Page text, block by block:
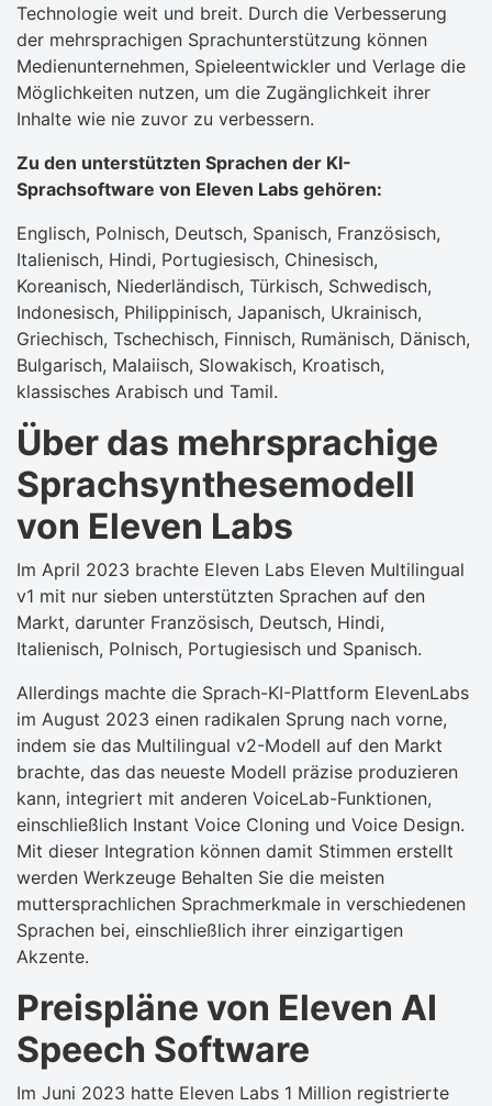
Technologie weit und breit. Durch die Verbesserung
der mehrsprachigen Sprachunterstützung können
Medienunternehmen, Spieleentwickler und Verlage die
Möglichkeiten nutzen, um die Zugänglichkeit ihrer
Inhalte wie nie zuvor zu verbessern.
Zu den unterstützten Sprachen der KI-
Sprachsoftware von Eleven Labs gehören:
Englisch, Polnisch, Deutsch, Spanisch, Französisch,
Italienisch, Hindi, Portugiesisch, Chinesisch,
Koreanisch, Niederländisch, Türkisch, Schwedisch,
Indonesisch, Philippinisch, Japanisch, Ukrainisch,
Griechisch, Tschechisch, Finnisch, Rumänisch, Dänisch,
Bulgarisch, Malaiisch, Slowakisch, Kroatisch,
klassisches Arabisch und Tamil.
Über das mehrsprachige
Sprachsynthesemodell
von Eleven Labs
Im April 2023 brachte Eleven Labs Eleven Multilingual
v1 mit nur sieben unterstützten Sprachen auf den
Markt, darunter Französisch, Deutsch, Hindi,
Italienisch, Polnisch, Portugiesisch und Spanisch.
Allerdings machte die Sprach-KI-Plattform ElevenLabs
im August 2023 einen radikalen Sprung nach vorne,
indem sie das Multilingual v2-Modell auf den Markt
brachte, das das neueste Modell präzise produzieren
kann, integriert mit anderen VoiceLab-Funktionen,
einschließlich Instant Voice Cloning und Voice Design.
Mit dieser Integration können damit Stimmen erstellt
werden Werkzeuge Behalten Sie die meisten
muttersprachlichen Sprachmerkmale in verschiedenen
Sprachen bei, einschließlich ihrer einzigartigen
Akzente.
Preispläne von Eleven AI
Speech Software
Im Juni 2023 hatte Eleven Labs 1 Million registrierte